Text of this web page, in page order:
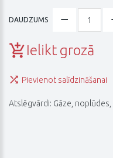
DAUDZUMS
Ielikt grozā
Pievienot salīdzināšanai
Atslēgvārdi: Gāze noplūdes